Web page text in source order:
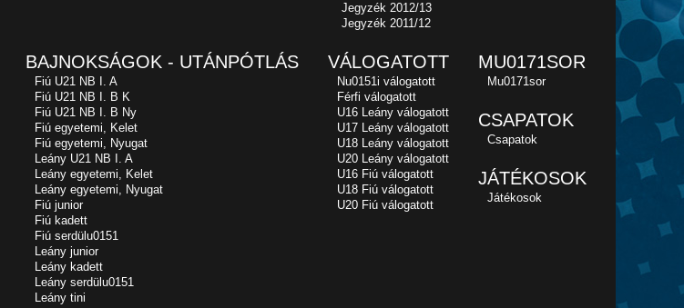
Jegyzék 2012/13
Jegyzék 2011/12
BAJNOKSÁGOK - UTÁNPÓTLÁS
Fiú U21 NB I. A
Fiú U21 NB I. B K
Fiú U21 NB I. B Ny
Fiú egyetemi, Kelet
Fiú egyetemi, Nyugat
Leány U21 NB I. A
Leány egyetemi, Kelet
Leány egyetemi, Nyugat
Fiú junior
Fiú kadett
Fiú serdülu0151
Leány junior
Leány kadett
Leány serdülu0151
Leány tini
VÁLOGATOTT
Nu0151i válogatott
Férfi válogatott
U16 Leány válogatott
U17 Leány válogatott
U18 Leány válogatott
U20 Leány válogatott
U16 Fiú válogatott
U18 Fiú válogatott
U20 Fiú válogatott
MU0171SOR
Mu0171sor
CSAPATOK
Csapatok
JÁTÉKOSOK
Játékosok